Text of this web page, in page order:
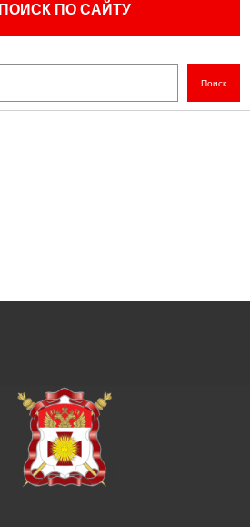
ПОИСК ПО САЙТУ
Поиск